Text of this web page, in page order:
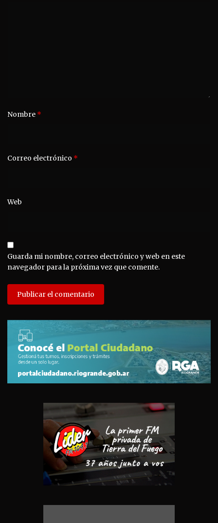
Nombre *
Correo electrónico *
Web
Guarda mi nombre, correo electrónico y web en este
navegador para la próxima vez que comente.